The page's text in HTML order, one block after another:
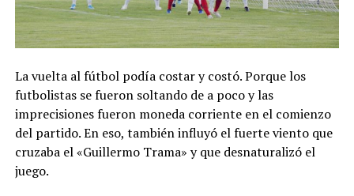
La vuelta al fútbol podía costar y costó. Porque los
futbolistas se fueron soltando de a poco y las
imprecisiones fueron moneda corriente en el comienzo
del partido. En eso, también influyó el fuerte viento que
cruzaba el «Guillermo Trama» y que desnaturalizó el
juego.